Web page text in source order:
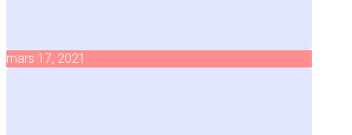
mars 17, 2021